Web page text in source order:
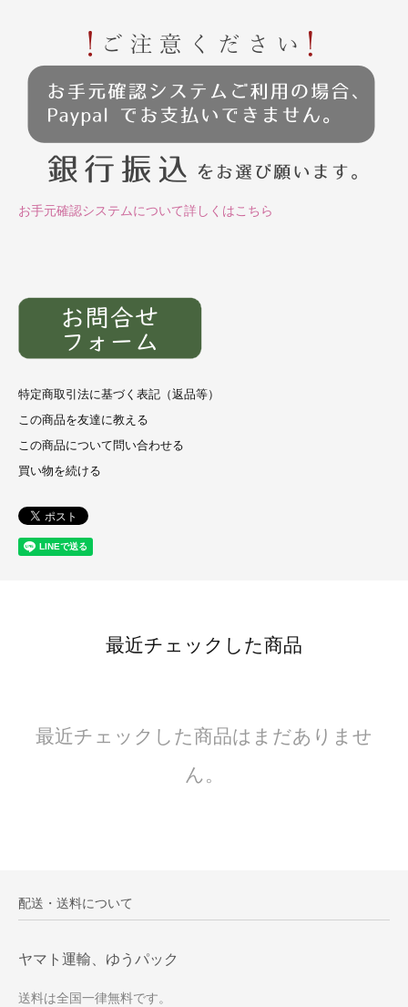
お手元確認システムについて詳しくはこちら
特定商取引法に基づく表記（返品等）
この商品を友達に教える
この商品について問い合わせる
買い物を続ける
最近チェックした商品
最近チェックした商品はまだありませ
ん。
配送・送料について
ヤマト運輸、ゆうパック
送料は全国一律無料です。